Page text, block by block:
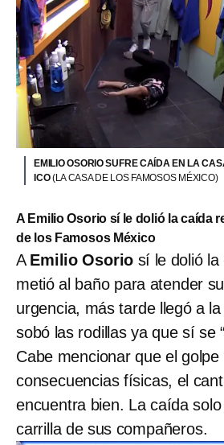
EMILIO OSORIO SUFRE CAÍDA EN LA
ICO(LA CASA DE LOS FAMOSOS MÉXICO)
A Emilio Osorio sí le dolió la caída
de los Famosos México
A Emilio Osorio sí le dolió
metió al baño para atender
urgencia, más tarde llegó a
sobó las rodillas ya que sí se
Cabe mencionar que el golpe
consecuencias físicas, el
encuentra bien. La caída
carrilla de sus compañeros.